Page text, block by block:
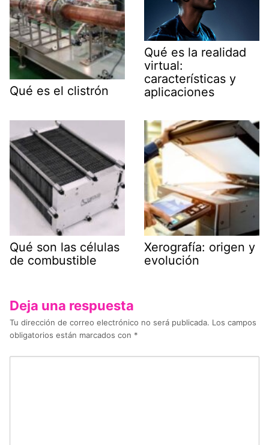
Qué es el clistrón
Qué es la realidad
virtual:
características y
aplicaciones
Qué son las células
de combustible
Xerografía: origen y
evolución
Deja una respuesta
Tu dirección de correo electrónico no será publicada. Los campos
obligatorios están marcados con *